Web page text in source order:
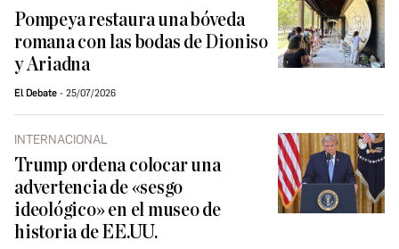
Pompeya restaura una bóveda
romana con las bodas de Dioniso
y Ariadna
El Debate 25/07/2026
INTERNACIONAL
Trump ordena colocar una
advertencia de «sesgo
ideológico» en el museo de
historia de EE.UU.